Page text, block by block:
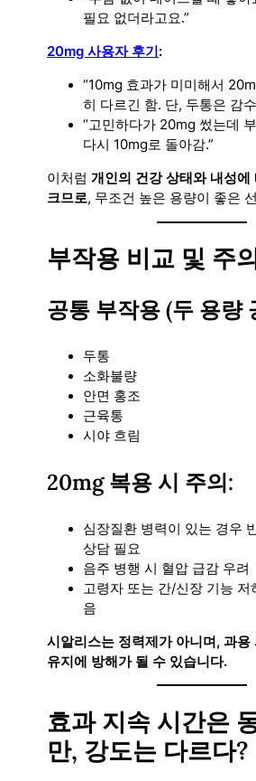
필요 없더라고요.”
20mg 사용자 후기:
“10mg 효과가 미미해서
히 다르긴 함. 단, 두통은 감
“고민하다가 20mg 썼는데
다시 10mg로 돌아감.”
이처럼 개인의 건강 상태와 내성에
크므로, 무조건 높은 용량이 좋은
부작용 비교 및 주
공통 부작용 (두 용량
두통
소화불량
안면 홍조
근육통
시야 흐림
20mg 복용 시 주의:
심장질환 병력이 있는 경우
상담 필요
음주 병행 시 혈압 급감 우려
고령자 또는 간/신장 기능 저
음
시알리스는 정력제가 아니며, 과용
유지에 방해가 될 수 있습니다.
효과 지속 시간은
만, 강도는 다르다?